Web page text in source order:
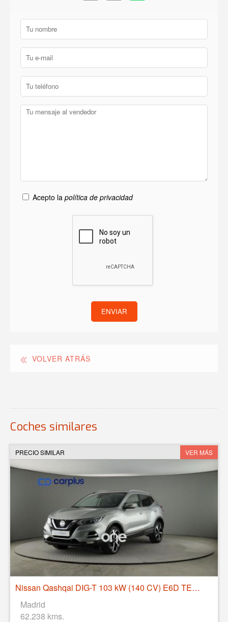
Acepto la política de privacidad
ENVIAR
VOLVER ATRÁS
Coches similares
PRECIO SIMILAR VER MÁS
Nissan Qashqai DIG-T 103 kW (140 CV) E6D TEKNA+
Madrid
62.238 kms.